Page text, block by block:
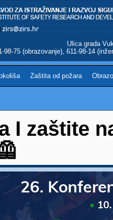
Ulica grada
98-75 (obrazovanje), 611-98-14
Zaštita od požara
I zaštite